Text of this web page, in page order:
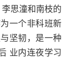
思潼和南枝的
一个非科班新
坚韧，是一种
业内连夜学习